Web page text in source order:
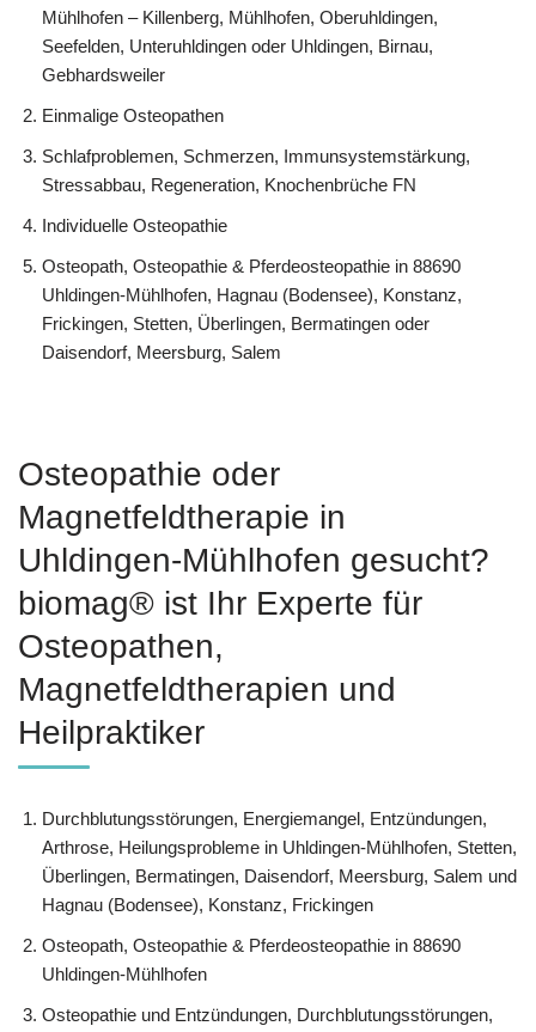
Mühlhofen – Killenberg, Mühlhofen, Oberuhldingen,
Seefelden, Unteruhldingen oder Uhldingen, Birnau,
Gebhardsweiler
Einmalige Osteopathen
Schlafproblemen, Schmerzen, Immunsystemstärkung,
Stressabbau, Regeneration, Knochenbrüche FN
Individuelle Osteopathie
Osteopath, Osteopathie & Pferdeosteopathie in 88690
Uhldingen-Mühlhofen, Hagnau (Bodensee), Konstanz,
Frickingen, Stetten, Überlingen, Bermatingen oder
Daisendorf, Meersburg, Salem
Osteopathie oder
Magnetfeldtherapie in
Uhldingen-Mühlhofen gesucht?
biomag® ist Ihr Experte für
Osteopathen,
Magnetfeldtherapien und
Heilpraktiker
Durchblutungsstörungen, Energiemangel, Entzündungen,
Arthrose, Heilungsprobleme in Uhldingen-Mühlhofen, Stetten,
Überlingen, Bermatingen, Daisendorf, Meersburg, Salem und
Hagnau (Bodensee), Konstanz, Frickingen
Osteopath, Osteopathie & Pferdeosteopathie in 88690
Uhldingen-Mühlhofen
Osteopathie und Entzündungen, Durchblutungsstörungen,